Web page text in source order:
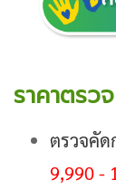
ราคาตรว
ตรวจคัด
9,990 -